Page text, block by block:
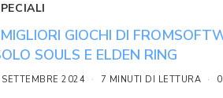
GIOCHI DI
SOULS E ELDEN RING
2024 7 MINUTI DI LETTURA